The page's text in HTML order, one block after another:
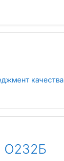
качества
О232Б